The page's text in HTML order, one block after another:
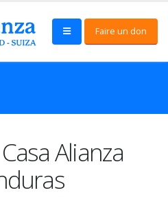
Faire un don
Alianza